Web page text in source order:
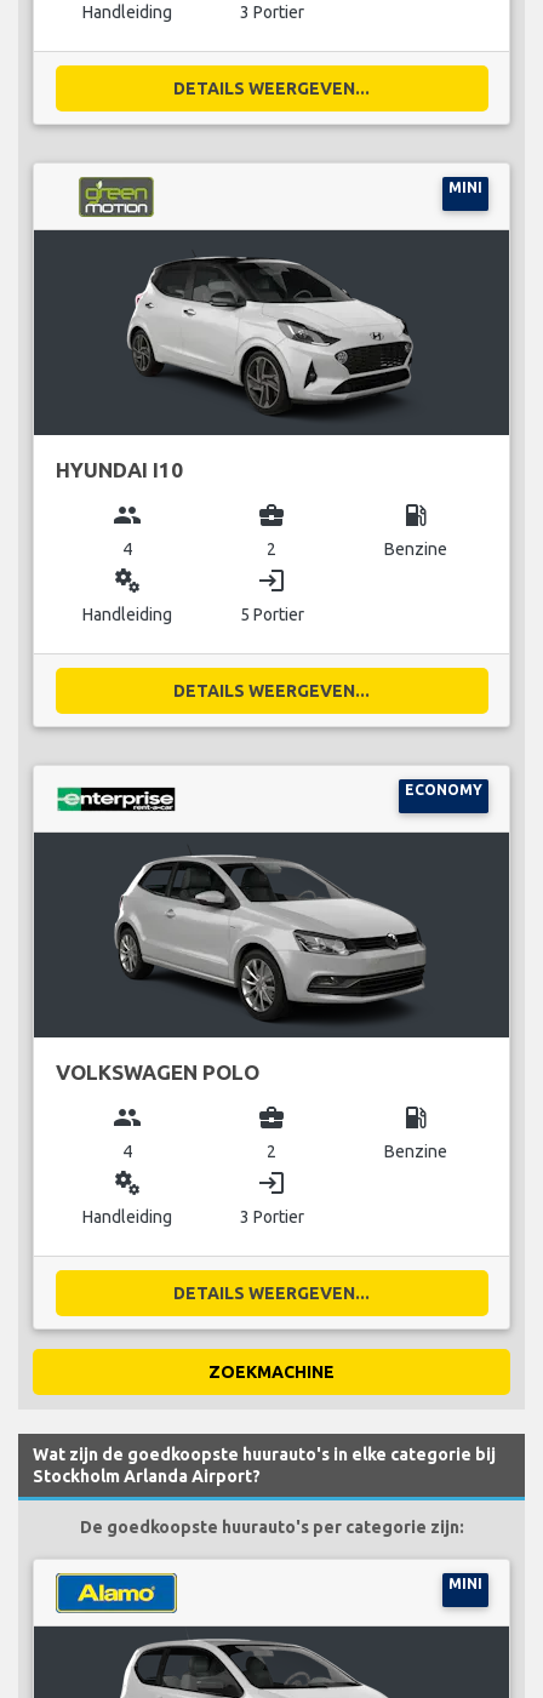
Handleiding 3 Portier
DETAILS WEERGEVEN...
MINI
HYUNDAI I10
group
4
business_center
2
local_gas_station
Benzine
miscellaneous_services
Handleiding
login
5 Portier
DETAILS WEERGEVEN...
ECONOMY
VOLKSWAGEN POLO
group
4
business_center
2
local_gas_station
Benzine
miscellaneous_services
Handleiding
login
3 Portier
DETAILS WEERGEVEN...
ZOEKMACHINE
Wat zijn de goedkoopste huurauto's in elke categorie bij
Stockholm Arlanda Airport?
De goedkoopste huurauto's per categorie zijn:
MINI